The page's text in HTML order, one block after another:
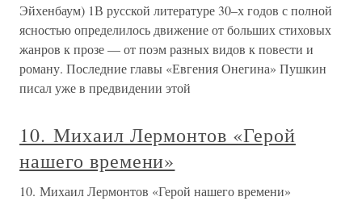
Эйхенбаум) 1В русской литературе 30–х годов с полной
ясностью определилось движение от больших стиховых
жанров к прозе — от поэм разных видов к повести и
роману. Последние главы «Евгения Онегина» Пушкин
писал уже в предвидении этой
10. Михаил Лермонтов «Герой
нашего времени»
10. Михаил Лермонтов «Герой нашего времени»